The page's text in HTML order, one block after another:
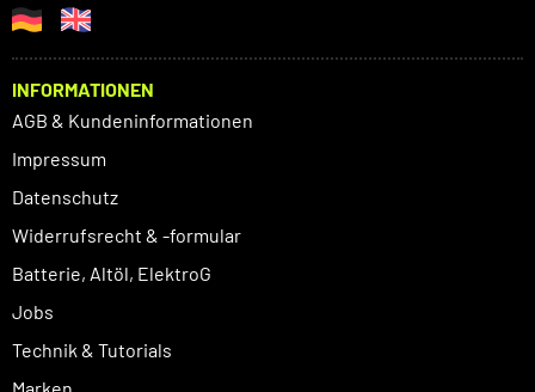
INFORMATIONEN
AGB & Kundeninformationen
Impressum
Datenschutz
Widerrufsrecht & -formular
Batterie, Altöl, ElektroG
Jobs
Technik & Tutorials